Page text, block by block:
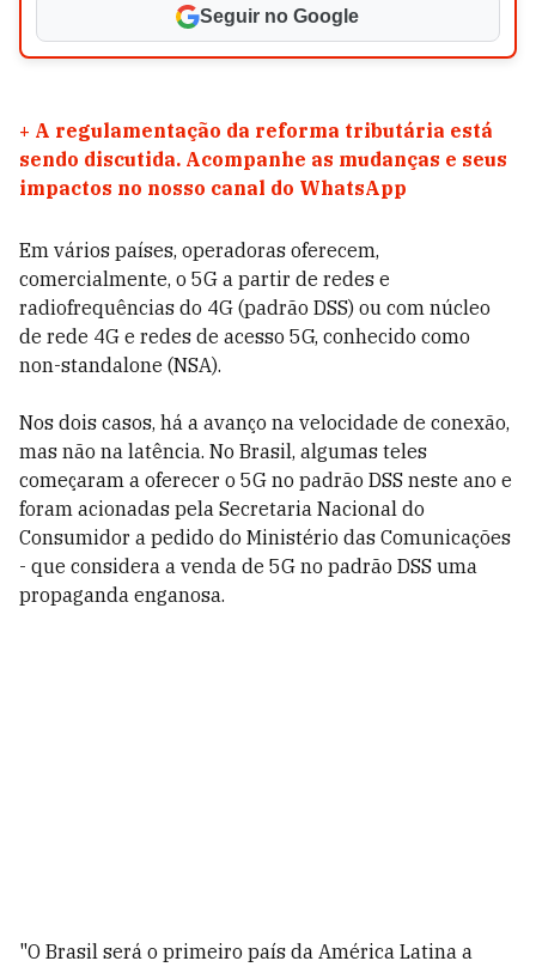
Seguir no Google
+ A regulamentação da reforma tributária está
sendo discutida. Acompanhe as mudanças e seus
impactos no nosso canal do WhatsApp
Em vários países, operadoras oferecem,
comercialmente, o 5G a partir de redes e
radiofrequências do 4G (padrão DSS) ou com núcleo
de rede 4G e redes de acesso 5G, conhecido como
non-standalone (NSA).
Nos dois casos, há a avanço na velocidade de conexão,
mas não na latência. No Brasil, algumas teles
começaram a oferecer o 5G no padrão DSS neste ano e
foram acionadas pela Secretaria Nacional do
Consumidor a pedido do Ministério das Comunicações
- que considera a venda de 5G no padrão DSS uma
propaganda enganosa.
"O Brasil será o primeiro país da América Latina a